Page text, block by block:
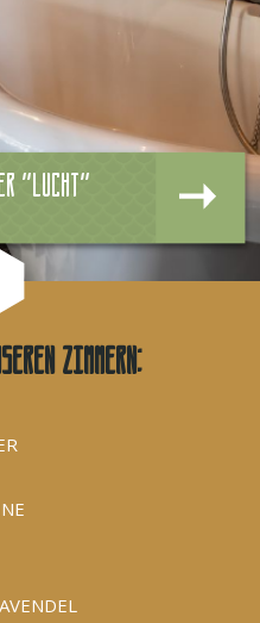
"Lucht"
Zimmern: